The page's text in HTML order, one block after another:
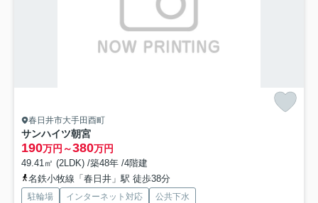
春日井市大手田酉町
サンハイツ朝宮
190万円～380万円
49.41㎡ (2LDK) /築48年 /4階建
名鉄小牧線「春日井」駅 徒歩38分
駐輪場 インターネット対応 公共下水